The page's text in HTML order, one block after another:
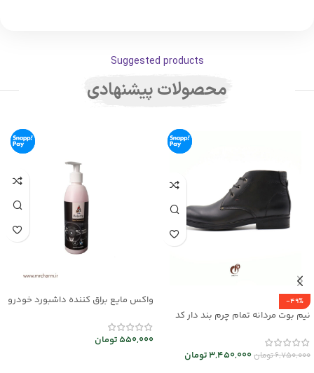
Suggested products
محصولات پیشنهادی
-49%
نیم بوت مردانه تمام چرم بند دار کد
6,750,000تومان3,450,000تومان
واکس مایع براق کننده داشبورد خودرو
550,000تومان